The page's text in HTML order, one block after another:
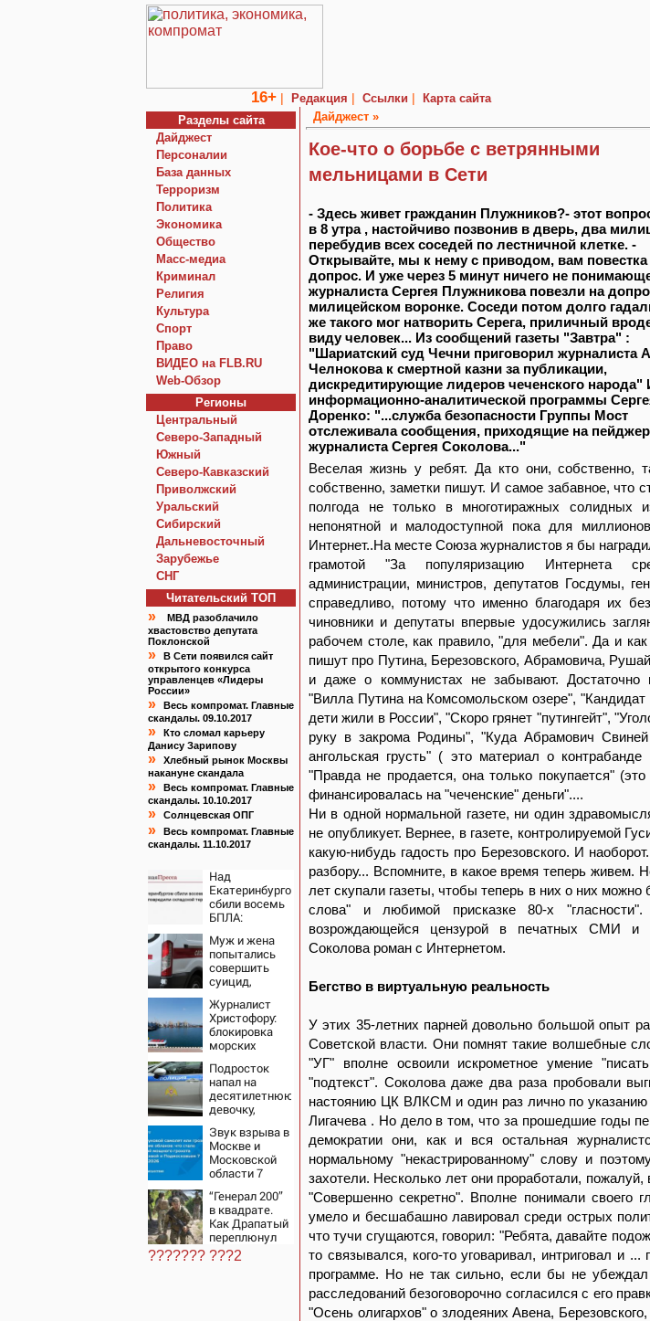
16+ | Редакция | Ссылки |
Карта сайта
Разделы сайта
Дайджест
Персоналии
База данных
Терроризм
Политика
Экономика
Общество
Macc-медиа
Криминал
Религия
Культура
Спорт
Право
ВИДЕО на FLB.RU
Web-Обзор
Регионы
Центральный
Северо-Западный
Южный
Северо-Кавказский
Приволжский
Уральский
Сибирский
Дальневосточный
Зарубежье
СНГ
Читательский TOП
»
МВД разоблачило
хвастовство депутата
Поклонской
»
В Сети появился сайт
открытого конкурса
управленцев «Лидеры
России»
»
Весь компромат. Главные
скандалы. 09.10.2017
»
Кто сломал карьеру
Данису Зарипову
»
Хлебный рынок Москвы
накануне скандала
»
Весь компромат. Главные
скандалы. 10.10.2017
» Солнцевская ОПГ
»
Весь компромат. Главные
скандалы. 11.10.2017
Над
Екатеринбургом
сбили восемь
БПЛА:
800
сотрудников
Wildberries
Муж и жена
попытались
совершить
суицид,
оперативные
службы
Журналист
Христофору:
блокировка
морских
катастрофа
для Украины
Подросток
напал на
десятилетнюю
девочку,
квартиру
Звук взрыва в
Москве и
Московской
области 7
года: Причины,
источник,
откуда был
громкий
хлопок
“Генерал 200”
в квадрате.
Как Драпатый
переплюнул
Сырского
??????? ???2
Дайджест »
Кое-что о борьбе с ветрянными
мельницами в Сети
- Здесь живет гражданин Плужников?- этот
в 8 утра , настойчиво позвонив в дверь, два
перебудив всех соседей по лестничной клетке. -
Открывайте, мы к нему с приводом, вам повестка
допрос. И уже через 5 минут ничего не
журналиста Сергея Плужникова повезли на
милицейском воронке. Соседи потом долго
же такого мог натворить Серега, приличный
виду человек... Из сообщений газеты "Завтра" :
"Шариатский суд Чечни приговорил журналиста
Челнокова к смертной казни за публикации,
дискредитирующие лидеров чеченского народа"
информационно-аналитической программы
Доренко: "...служба безопасности Группы Мост
отслеживала сообщения, приходящие на пейджер
журналиста Сергея Соколова..."
Веселая жизнь у ребят. Да кто они, собственно,
собственно, заметки пишут. И самое забавное, что
полгода не только в многотиражных
непонятной и малодоступной пока для
Интернет..На месте Союза журналистов я бы
грамотой "За популяризацию Интернета
администрации, министров, депутатов
справедливо, потому что именно благодаря их
чиновники и депутаты впервые удосужились
рабочем столе, как правило, "для мебели". Да и
пишут про Путина, Березовского, Абрамовича,
и даже о коммунистах не забывают. Достаточно
"Вилла Путина на Комсомольском озере", "Кандидат
дети жили в России", "Скоро грянет "путингейт",
руку в закрома Родины", "Куда Абрамович
ангольская грусть" ( это материал о
"Правда не продается, она только покупается"
финансировалась на "чеченские" деньги"....
Ни в одной нормальной газете, ни один
не опубликует. Вернее, в газете, контролируемой
какую-нибудь гадость про Березовского. И
разбору... Вспомните, в какое время теперь живем.
лет скупали газеты, чтобы теперь в них о них
слова" и любимой присказке 80-х
возрождающейся цензурой в печатных СМИ и
Соколова роман с Интернетом.
Бегство в виртуальную реальность
У этих 35-летних парней довольно большой опыт
Советской власти. Они помнят такие волшебные
"УГ" вполне освоили искрометное умение
"подтекст". Соколова даже два раза пробовали
настоянию ЦК ВЛКСМ и один раз лично по
Лигачева . Но дело в том, что за прошедшие годы
демократии они, как и вся остальная
нормальному "некастрированному" слову и
захотели. Несколько лет они проработали, пожалуй,
"Совершенно секретно". Вполне понимали своего
умело и бесшабашно лавировал среди острых
что тучи сгущаются, говорил: "Ребята, давайте
то связывался, кого-то уговаривал, интриговал и
программе. Но не так сильно, если бы не
расследований безоговорочно согласился с его
"Осень олигархов" о злодеяних Авена,